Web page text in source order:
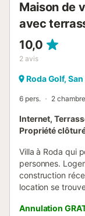
Maison de
avec
10,0
2 avis
Roda Golf,
6 pers. 2
Internet,
Propriété
Villa à Roda qui
personnes.
construction
location se
Golf "Roda Golf",
Annulation